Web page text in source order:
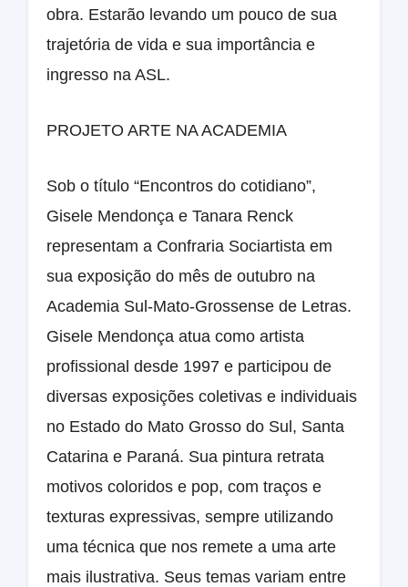
obra. Estarão levando um pouco de sua
trajetória de vida e sua importância e
ingresso na ASL.
PROJETO ARTE NA ACADEMIA
Sob o título “Encontros do cotidiano”,
Gisele Mendonça e Tanara Renck
representam a Confraria Sociartista em
sua exposição do mês de outubro na
Academia Sul-Mato-Grossense de Letras.
Gisele Mendonça atua como artista
profissional desde 1997 e participou de
diversas exposições coletivas e individuais
no Estado do Mato Grosso do Sul, Santa
Catarina e Paraná. Sua pintura retrata
motivos coloridos e pop, com traços e
texturas expressivas, sempre utilizando
uma técnica que nos remete a uma arte
mais ilustrativa. Seus temas variam entre